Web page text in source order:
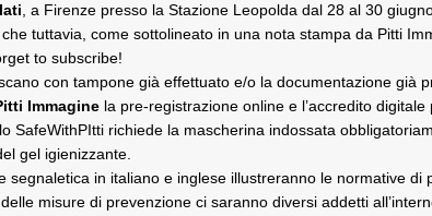
, a Firenze presso la Stazione Leopolda dal 28 al 30
tuttavia, come sottolineato in una nota stampa da Pitti
to subscribe!
con tampone già effettuato e/o la documentazione
Immagine la pre-registrazione online e l’accredito
SafeWithPItti richiede la mascherina indossata
gel igienizzante.
segnaletica in italiano e inglese illustreranno le normative
misure di prevenzione ci saranno diversi addetti